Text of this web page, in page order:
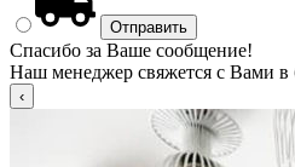
Спасибо за Ваше сообщение!
Наш менеджер свяжется с Вами в